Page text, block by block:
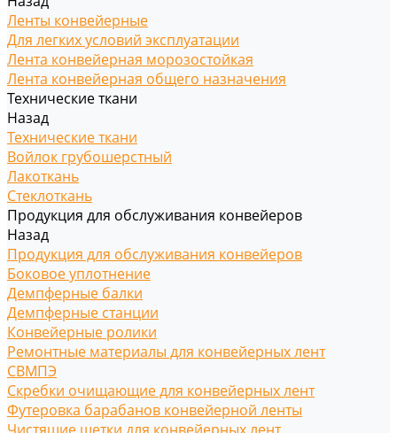
Ленты конвейерные
Для легких условий эксплуатации
Лента конвейерная морозостойкая
Лента конвейерная общего назначения
Технические ткани
Назад
Технические ткани
Войлок грубошерстный
Лакоткань
Стеклоткань
Продукция для обслуживания конвейеров
Назад
Продукция для обслуживания конвейеров
Боковое уплотнение
Демпферные балки
Демпферные станции
Конвейерные ролики
Ремонтные материалы для конвейерных лент
СВМПЭ
Скребки очищающие для конвейерных лент
Футеровка барабанов конвейерной ленты